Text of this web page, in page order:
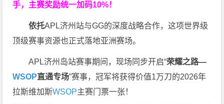
手，主赛奖励统一加码10%！
依托APL济州站与GG的深度战略合作，这项世界级
顶级赛事资源也正式落地亚洲赛场。
APL济州岛站赛事期间，现场同步开启“荣耀之路—
WSOP直通专场”赛事，冠军将获得价值1万刀的2026年
拉斯维加斯WSOP主赛门票一张！